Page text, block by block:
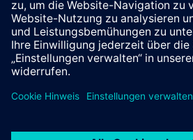
Diese Seite weiterempfehlen